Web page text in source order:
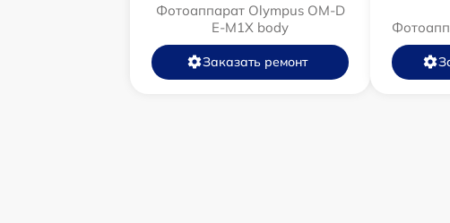
Фотоаппарат Olympus OM-D
E-M1X body
Заказать ремонт